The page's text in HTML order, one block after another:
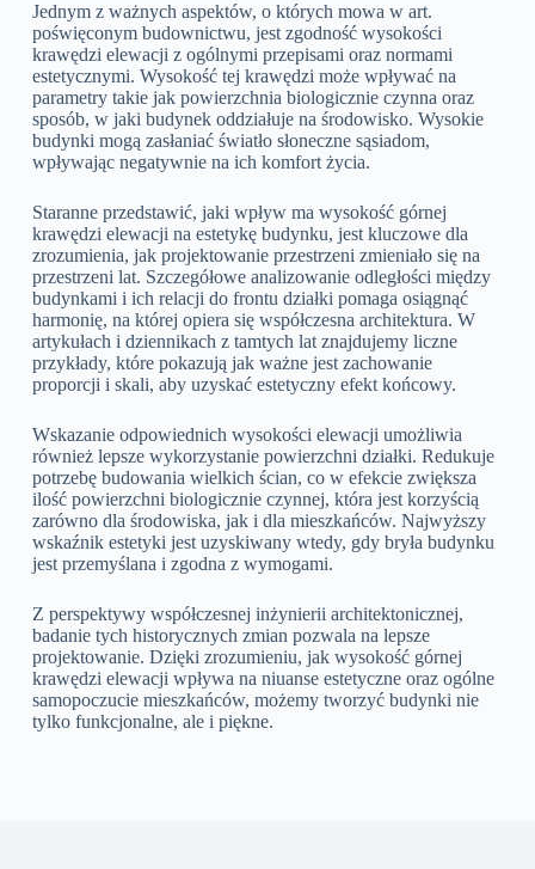
Jednym z ważnych aspektów, o których mowa w art.
poświęconym budownictwu, jest zgodność wysokości
krawędzi elewacji z ogólnymi przepisami oraz normami
estetycznymi. Wysokość tej krawędzi może wpływać na
parametry takie jak powierzchnia biologicznie czynna oraz
sposób, w jaki budynek oddziałuje na środowisko. Wysokie
budynki mogą zasłaniać światło słoneczne sąsiadom,
wpływając negatywnie na ich komfort życia.
Staranne przedstawić, jaki wpływ ma wysokość górnej
krawędzi elewacji na estetykę budynku, jest kluczowe dla
zrozumienia, jak projektowanie przestrzeni zmieniało się na
przestrzeni lat. Szczegółowe analizowanie odległości między
budynkami i ich relacji do frontu działki pomaga osiągnąć
harmonię, na której opiera się współczesna architektura. W
artykułach i dziennikach z tamtych lat znajdujemy liczne
przykłady, które pokazują jak ważne jest zachowanie
proporcji i skali, aby uzyskać estetyczny efekt końcowy.
Wskazanie odpowiednich wysokości elewacji umożliwia
również lepsze wykorzystanie powierzchni działki. Redukuje
potrzebę budowania wielkich ścian, co w efekcie zwiększa
ilość powierzchni biologicznie czynnej, która jest korzyścią
zarówno dla środowiska, jak i dla mieszkańców. Najwyższy
wskaźnik estetyki jest uzyskiwany wtedy, gdy bryła budynku
jest przemyślana i zgodna z wymogami.
Z perspektywy współczesnej inżynierii architektonicznej,
badanie tych historycznych zmian pozwala na lepsze
projektowanie. Dzięki zrozumieniu, jak wysokość górnej
krawędzi elewacji wpływa na niuanse estetyczne oraz ogólne
samopoczucie mieszkańców, możemy tworzyć budynki nie
tylko funkcjonalne, ale i piękne.